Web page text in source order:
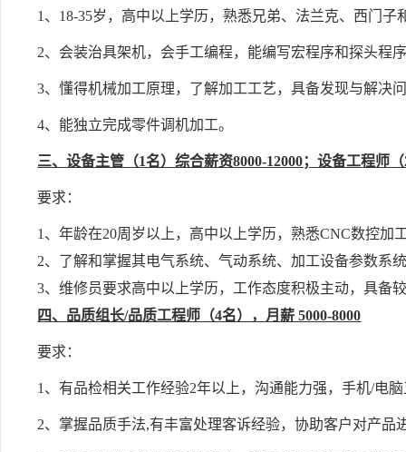
1、18-35岁，高中以上学历，熟悉兄弟、法兰克、西门
2、会装治具架机，会手工编程，能编写宏程序和探头程
3、懂得机械加工原理，了解加工工艺，具备发现与解决
4、能独立完成零件调机加工。
三、设备主管（1名）综合薪资8000-12000；设备工程师
要求：
1 、年龄在20周岁以上，高中以上学历，熟悉CNC数控加
2、了解和掌握其电气系统、气动系统、加工设备参数系
3、维修员要求高中以上学历，工作态度积极主动，具备
四、品质组长/品质工程师（4名），月薪 5000-8000
要求：
1、有品检相关工作经验2年以上，沟通能力强，手机/电
2、掌握品质手法,有丰富处理客诉经验，协助客户对产品